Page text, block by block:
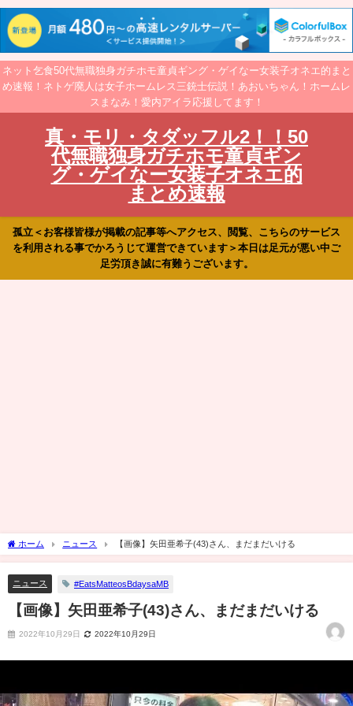
ネット乞食50代無職独身ガチホモ童貞ギング・ゲイなー女装子オネエ的まと
め速報！ネトゲ廃人は女子ホームレス三銃士伝説！あおいちゃん！ホームレ
スまなみ！愛内アイラ応援してます！
真・モリ・タダッフル2！！50
代無職独身ガチホモ童貞ギン
グ・ゲイなー女装子オネエ的
まとめ速報
孤立＜お客様皆様が掲載の記事等へアクセス、閲覧、こちらのサービス
を利用される事でかろうじて運営できています＞本日は足元が悪い中ご
足労頂き誠に有難うございます。
ホーム ニュース 【画像】矢田亜希子(43)さん、まだまだいける
ニュース #EatsMatteosBdaysaMB
【画像】矢田亜希子(43)さん、まだまだいける
2022年10月29日 2022年10月29日